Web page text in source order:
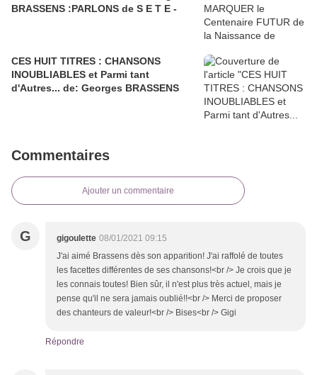
BRASSENS :PARLONS de S E T E -
CES HUIT TITRES : CHANSONS
INOUBLIABLES et Parmi tant
d'Autres... de: Georges BRASSENS
Commentaires
Ajouter un commentaire
G gigoulette 08/01/2021 09:15
J'ai aimé Brassens dès son apparition! J'ai raffolé de toutes
les facettes différentes de ses chansons!<br /> Je crois que je
les connais toutes! Bien sûr, il n'est plus très actuel, mais je
pense qu'il ne sera jamais oublié!!<br /> Merci de proposer
des chanteurs de valeur!<br /> Bises<br /> Gigi
Répondre